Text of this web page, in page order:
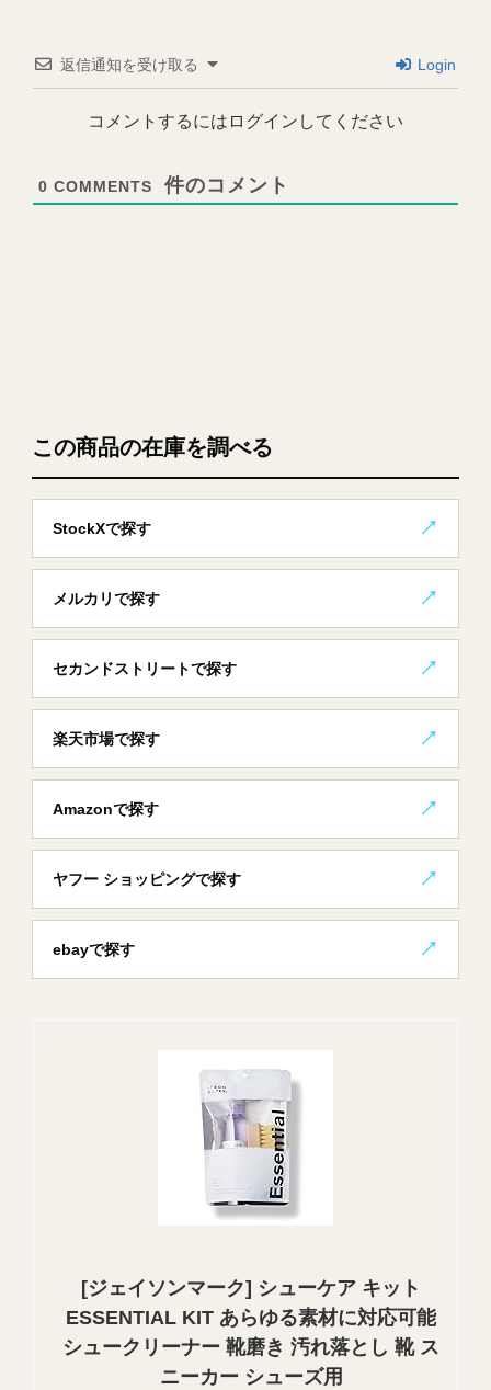
この商品の在庫を調べる
StockXで探す
メルカリで探す
セカンドストリートで探す
楽天市場で探す
Amazonで探す
ヤフー ショッピングで探す
ebayで探す
[ジェイソンマーク] シューケア キット
ESSENTIAL KIT あらゆる素材に対応可能
シュークリーナー 靴磨き 汚れ落とし 靴 ス
ニーカー シューズ用
返信通知を受け取る Login
コメントするにはログインしてください
0 COMMENTS